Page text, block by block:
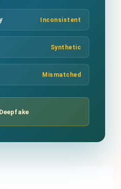
Inconsistent
Synthetic
Mismatched